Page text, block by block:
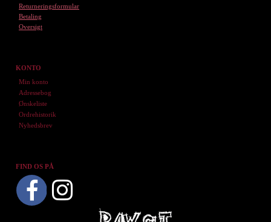
Returneringsformular
Betaling
Oversigt
KONTO
Min konto
Adressebog
Ønskeliste
Ordrehistorik
Nyhedsbrev
FIND OS PÅ